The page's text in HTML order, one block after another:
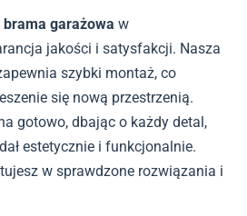
brama garażowa w
jakości i satysfakcji. Nasza
szybki montaż, co
się nową przestrzenią.
gotowo, dbając o każdy detal,
estetycznie i funkcjonalnie.
w sprawdzone rozwiązania i